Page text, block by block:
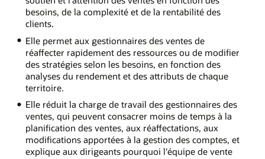
besoins, de la complexité et de la rentabilité des
clients.
Elle permet aux gestionnaires des ventes de
réaffecter rapidement des ressources ou de modifier
des stratégies selon les besoins, en fonction des
analyses du rendement et des attributs de chaque
territoire.
Elle réduit la charge de travail des gestionnaires des
ventes, qui peuvent consacrer moins de temps à la
planification des ventes, aux réaffectations, aux
modifications apportées à la gestion des comptes, et
explique aux dirigeants pourquoi l'équipe de vente